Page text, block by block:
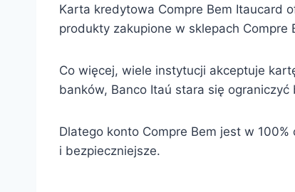
Karta kredytowa Compre Bem Itaucard
produkty zakupione w sklepach
Co więcej, wiele instytucji akceptuje
banków, Banco Itaú stara się
Dlatego konto Compre Bem jest w
i bezpieczniejsze.